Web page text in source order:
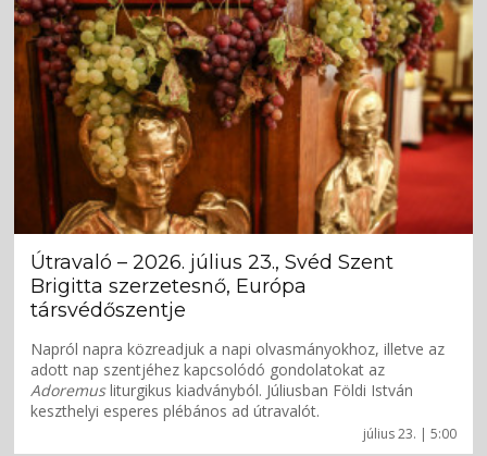
július 23. | 5:00
Útravaló – 2026. július 23., Svéd Szent
Brigitta szerzetesnő, Európa
társvédőszentje
Napról napra közreadjuk a napi olvasmányokhoz, illetve az
adott nap szentjéhez kapcsolódó gondolatokat az
Adoremusliturgikus kiadványból. Júliusban Földi István
keszthelyi esperes plébános ad útravalót.